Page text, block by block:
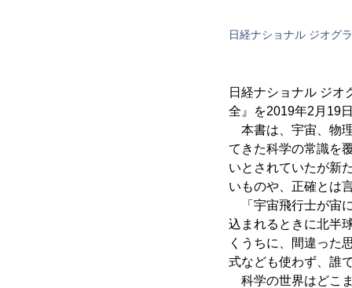
日経ナショナル ジオグ
日経ナショナル ジオ
全』を2019年2月19
本書は、宇宙、物
てきた科学の常識を
いとされていたが新
いものや、正確とは
「宇宙飛行士が宙
込まれるときに北半
くうちに、間違った
式なども使わず、誰
科学の世界はどこ